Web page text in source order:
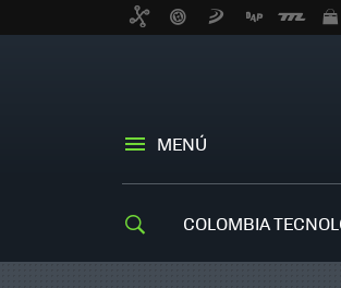
MENÚ
COLOMBIA